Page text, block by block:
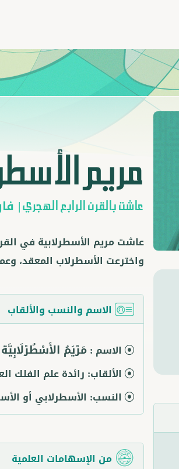
مريم
عاشت بالقرن الرابع الهجري|
عاشت مريم الأسطرلابية في
واخترعت الأسطرلاب المعقد،
الاسم والنسب والألقاب
الاسم :مَرْيَمُ الأَسْطُرْلَابِيَّة
الألقاب: رائدة علم الفلك
النسب: الأسطرلابي أو
من الإسهامات العلمية